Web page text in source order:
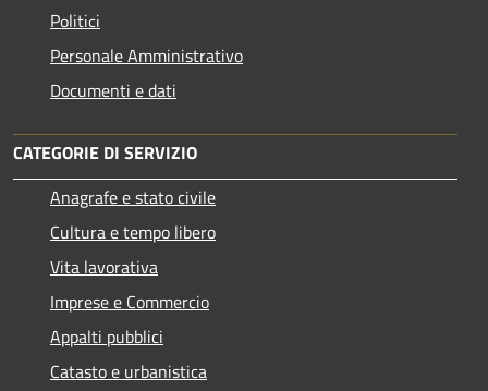
Politici
Personale Amministrativo
Documenti e dati
CATEGORIE DI SERVIZIO
Anagrafe e stato civile
Cultura e tempo libero
Vita lavorativa
Imprese e Commercio
Appalti pubblici
Catasto e urbanistica